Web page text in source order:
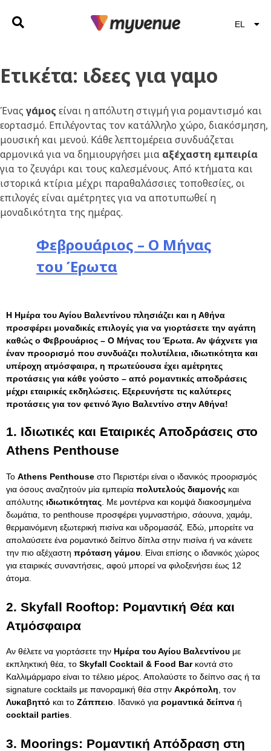
EL
EN
Ετικέτα: ιδεες για γαμο
Ένας γάμος είναι η απόλυτη στιγμή για ρομαντισμό και
εορτασμό. Επιλέγοντας τον κατάλληλο χώρο, διακόσμηση,
μουσική και μενού. Κάθε λεπτομέρεια συνδυάζεται
αρμονικά για να δημιουργήσει μια αξέχαστη εμπειρία
για το ζευγάρι και τους καλεσμένους. Από κτήματα και
ιστορικά κτίρια μέχρι παραθαλάσσιες τοποθεσίες, οι
επιλογές είναι αμέτρητες για να αποτυπωθεί η
μοναδικότητα της ημέρας.
Φεβρουάριος – Ο Μήνας
του Έρωτα
Η Ημέρα του Αγίου Βαλεντίνου πλησιάζει και η Αθήνα
προσφέρει μοναδικές επιλογές για να γιορτάσετε την αγάπη
καθώς ο Φεβρουάριος – Ο Μήνας του Έρωτα. Αν ψάχνετε για
έναν προορισμό που συνδυάζει πολυτέλεια, ιδιωτικότητα και
υπέροχη ατμόσφαιρα, η πρωτεύουσα έχει αμέτρητες
προτάσεις για κάθε γούστο – από ρομαντικές αποδράσεις
μέχρι εταιρικές εκδηλώσεις. Εξερευνήστε τις καλύτερες
προτάσεις για τον φετινό Άγιο Βαλεντίνο στην Αθήνα!
1. Ιδιωτικές και Εταιρικές Αποδράσεις στο
Athens Penthouse
Το Athens Penthouse στο Περιστέρι είναι ο ιδανικός προορισμός
για όσους αναζητούν μία εμπειρία πολυτελούς διαμονής και
απόλυτης ιδιωτικότητας . Με μοντέρνα και κομψά διακοσμημένα
δωμάτια, το penthouse προσφέρει γυμναστήριο, σάουνα, χαμάμ,
θερμαινόμενη εξωτερική πισίνα και υδρομασάζ. Εδώ, μπορείτε να
απολαύσετε ένα ρομαντικό δείπνο δίπλα στην πισίνα ή να κάνετε
την πιο αξέχαστη πρόταση γάμου . Είναι επίσης ο ιδανικός χώρος
για εταιρικές συναντήσεις, αφού μπορεί να φιλοξενήσει έως 12
άτομα.
2. Skyfall Rooftop: Ρομαντική Θέα και
Ατμόσφαιρα
Αν θέλετε να γιορτάσετε την Ημέρα του Αγίου Βαλεντίνου με
εκπληκτική θέα, το Skyfall Cocktail & Food Barκοντά στο
Καλλιμάρμαρο είναι το τέλειο μέρος. Απολαύστε το δείπνο σας ή τα
signature cocktails με πανοραμική θέα στην Ακρόπολη , τον
Λυκαβηττό και το Ζάππειο . Ιδανικό για ρομαντικά δείπνα ή
cocktail parties
3. Moorings: Ρομαντική Απόδραση στη